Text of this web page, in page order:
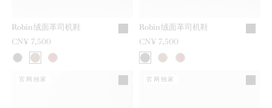
Robin绒面革司机鞋
CN¥ 7,500
Robin绒面革司机鞋
CN¥ 7,500
官网独家 官网独家